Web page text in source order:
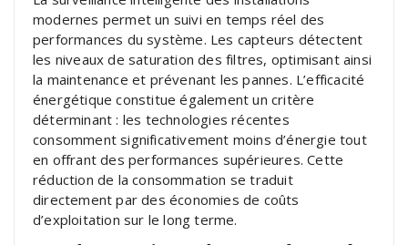
modernes permet un suivi en temps réel des
performances du système. Les capteurs détectent
les niveaux de saturation des filtres, optimisant ainsi
la maintenance et prévenant les pannes. L’efficacité
énergétique constitue également un critère
déterminant : les technologies récentes
consomment significativement moins d’énergie tout
en offrant des performances supérieures. Cette
réduction de la consommation se traduit
directement par des économies de coûts
d’exploitation sur le long terme.